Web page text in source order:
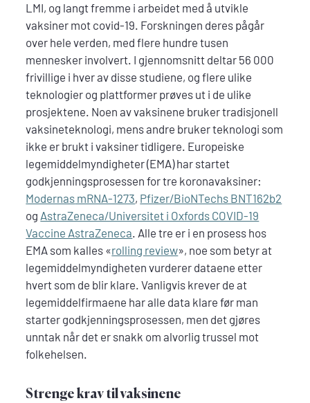
LMI, og langt fremme i arbeidet med å utvikle
vaksiner mot covid-19. Forskningen deres pågår
over hele verden, med flere hundre tusen
mennesker involvert. I gjennomsnitt deltar 56 000
frivillige i hver av disse studiene, og flere ulike
teknologier og plattformer prøves ut i de ulike
prosjektene. Noen av vaksinene bruker tradisjonell
vaksineteknologi, mens andre bruker teknologi som
ikke er brukt i vaksiner tidligere. Europeiske
legemiddelmyndigheter (EMA) har startet
godkjenningsprosessen for tre koronavaksiner:
Modernas mRNA-1273, Pfizer/BioNTechs BNT162b2
og AstraZeneca/Universitet i Oxfords COVID-19
Vaccine AstraZeneca. Alle tre er i en prosess hos
EMA som kalles «rolling review», noe som betyr at
legemiddelmyndigheten vurderer dataene etter
hvert som de blir klare. Vanligvis krever de at
legemiddelfirmaene har alle data klare før man
starter godkjenningsprosessen, men det gjøres
unntak når det er snakk om alvorlig trussel mot
folkehelsen.
Strenge krav til vaksinene